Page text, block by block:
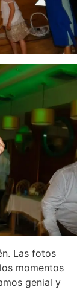
Las fotos
momentos
genial y